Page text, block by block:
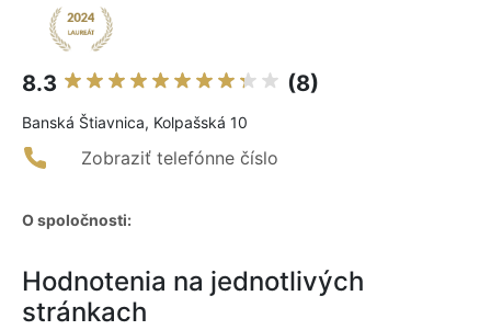
8.3 (8)
Banská Štiavnica, Kolpašská 10
Zobraziť telefónne číslo
O spoločnosti:
Hodnotenia na jednotlivých
stránkach